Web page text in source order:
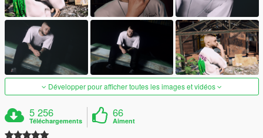
Développer pour afficher toutes les images et vidéos
5 256
Téléchargements
66
Aiment